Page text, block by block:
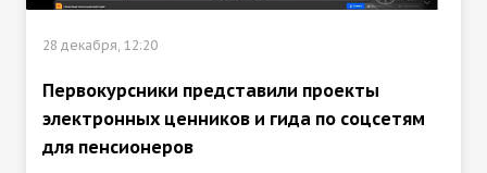
28 декабря, 12:20
Первокурсники представили проекты
электронных ценников и гида по соцсетям
для пенсионеров